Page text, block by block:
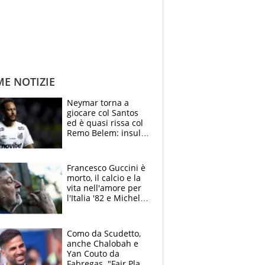
NOTIZIE
Neymar torna a
giocare col Santos
ed è quasi rissa col
Remo Belem: insulti
Francesco Guccini è
morto, il calcio e la
vita nell'amore per
l'Italia '82 e Michel
e Juventus
Como da Scudetto,
anche Chalobah e
Yan Couto da